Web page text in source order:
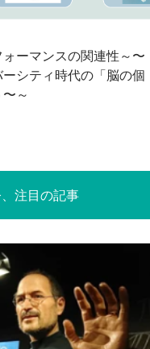
ーマンスの関連性～〜
シティ時代の「脳の個
～
注目の記事